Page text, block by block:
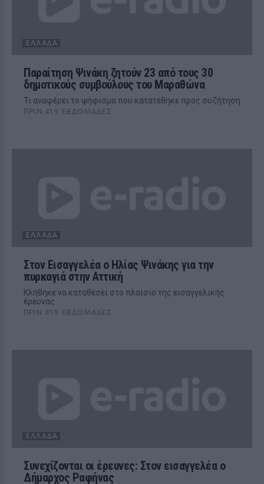
ΕΛΛΆΔΑ
Παραίτηση Ψινάκη ζητούν 23 από τους 30
δημοτικούς συμβούλους του Μαραθώνα
Τι αναφέρει το ψήφισμα που κατατέθηκε προς συζήτηση
ΠΡΙΝ 419 ΕΒΔΟΜΆΔΕΣ
ΕΛΛΆΔΑ
Στον Εισαγγελέα ο Ηλίας Ψινάκης για την
πυρκαγιά στην Αττική
Κλήθηκε να καταθέσει στο πλαίσιο της εισαγγελικής
έρευνας
ΠΡΙΝ 419 ΕΒΔΟΜΆΔΕΣ
ΕΛΛΆΔΑ
Συνεχίζονται οι έρευνες: Στον εισαγγελέα ο
Δήμαρχος Ραφήνας